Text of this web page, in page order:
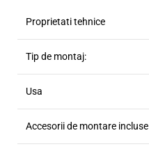
Proprietati tehnice
Tip de montaj:
Usa
Accesorii de montare incluse